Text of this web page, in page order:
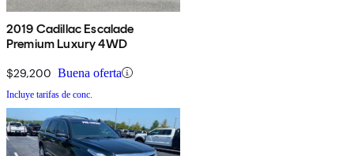
2019 Cadillac Escalade
Premium Luxury 4WD
$29,200 Buena oferta
Incluye tarifas de conc.